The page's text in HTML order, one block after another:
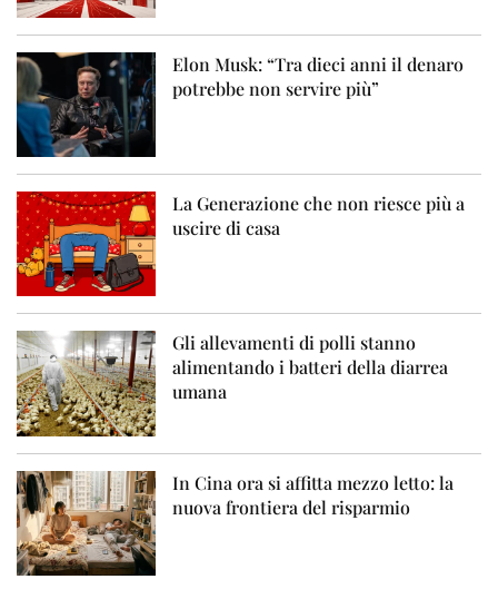
Elon Musk: “Tra dieci anni il denaro
potrebbe non servire più”
La Generazione che non riesce più a
uscire di casa
Gli allevamenti di polli stanno
alimentando i batteri della diarrea
umana
In Cina ora si affitta mezzo letto: la
nuova frontiera del risparmio